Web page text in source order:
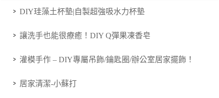
DIY珪藻土杯墊|自製超強吸水力杯墊
讓洗手也能很療癒！DIY Q彈果凍香皂
灌模手作 – DIY專屬吊飾/鑰匙圈/辦公室居家擺飾！
居家清潔-小蘇打